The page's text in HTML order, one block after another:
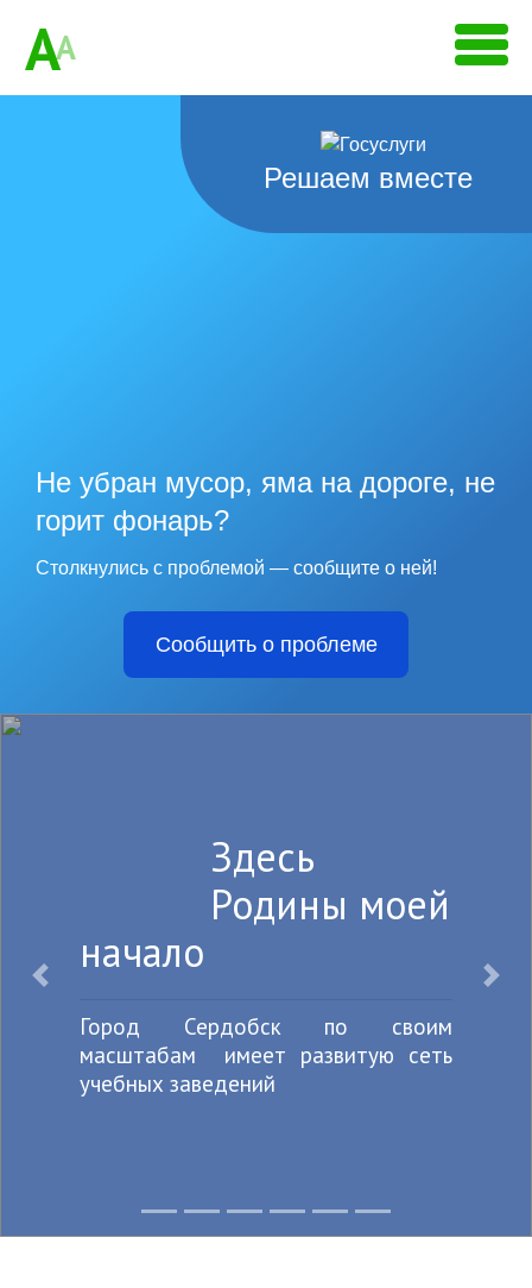
AA
Решаем вместе
Не убран мусор, яма на дороге, не
горит фонарь?
Столкнулись с проблемой — сообщите о ней!
Сообщить о проблеме
Здесь
Родины моей
начало
Город Сердобск по своим
масштабам имеет развитую сеть
учебных заведений
Назад